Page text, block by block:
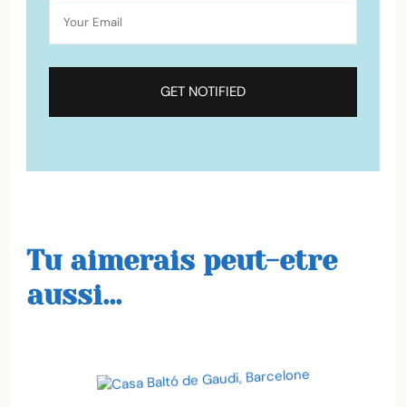
Tu aimerais peut-etre
aussi...